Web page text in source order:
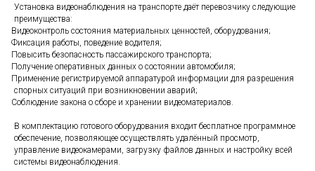
Установка видеонаблюдения на транспорте даёт перевозчику следующие
преимущества:
Видеоконтроль состояния материальных ценностей, оборудования;
Фиксация работы, поведение водителя;
Повысить безопасность пассажирского транспорта;
Получение оперативных данных о состоянии автомобиля;
Применение регистрируемой аппаратурой информации для разрешения
спорных ситуаций при возникновении аварий;
Соблюдение закона о сборе и хранении видеоматериалов.
В комплектацию готового оборудования входит бесплатное программное
обеспечение, позволяющее осуществлять удалённый просмотр,
управление видеокамерами, загрузку файлов данных и настройку всей
системы видеонаблюдения.